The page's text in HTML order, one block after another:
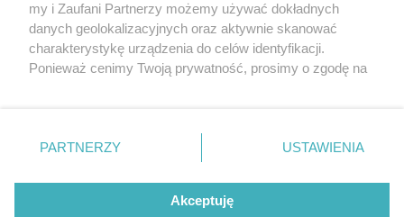
Nasze serwisy
Aktualności
Tcz24
Historia miasta
Muzyka i kultura
Archiwum wydarzeń
Zdjęcia miasta
my i Zaufani Partnerzy możemy używać dokładnych
danych geolokalizacyjnych oraz aktywnie skanować
charakterystykę urządzenia do celów identyfikacji.
Ponieważ cenimy Twoją prywatność, prosimy o zgodę na
znajdujący się w lewym dolnym rogu strony
. Niektóre
przetwarzaniu. Preferencje będą miały zastosowania tylko
PARTNERZY USTAWIENIA
Akceptuję